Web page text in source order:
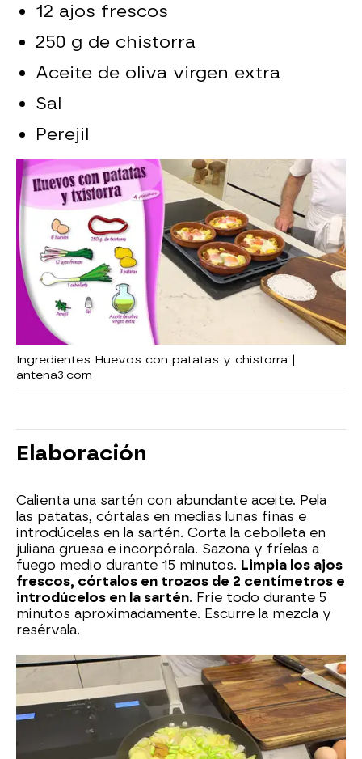
12 ajos frescos
250 g de chistorra
Aceite de oliva virgen extra
Sal
Perejil
Ingredientes Huevos con patatas y chistorra |
antena3.com
Elaboración
Calienta una sartén con abundante aceite. Pela
las patatas, córtalas en medias lunas finas e
introdúcelas en la sartén. Corta la cebolleta en
juliana gruesa e incorpórala. Sazona y fríelas a
fuego medio durante 15 minutos. Limpia los ajos
frescos, córtalos en trozos de 2 centímetros e
introdúcelos en la sartén. Fríe todo durante 5
minutos aproximadamente. Escurre la mezcla y
resérvala.